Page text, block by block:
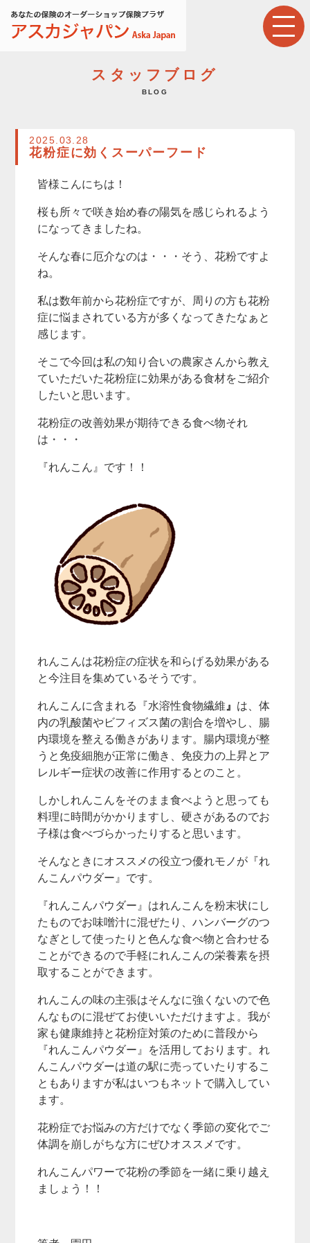
スタッフブログ
BLOG
2025.03.28
花粉症に効くスーパーフード
皆様こんにちは！
桜も所々で咲き始め春の陽気を感じられるよう
になってきましたね。
そんな春に厄介なのは・・・そう、花粉ですよ
ね。
私は数年前から花粉症ですが、周りの方も花粉
症に悩まされている方が多くなってきたなぁと
感じます。
そこで今回は私の知り合いの農家さんから教え
ていただいた花粉症に効果がある食材をご紹介
したいと思います。
花粉症の改善効果が期待できる食べ物それ
は・・・
『れんこん』です！！
れんこんは花粉症の症状を和らげる効果がある
と今注目を集めているそうです。
れんこんに含まれる『水溶性食物繊維 』 は、体
内の乳酸菌やビフィズス菌の割合を増やし、腸
内環境を整える働きがあります。腸内環境が整
うと免疫細胞が正常に働き、免疫力の上昇とア
レルギー症状の改善に作用するとのこと。
しかしれんこんをそのまま食べようと思っても
料理に時間がかかりますし、硬さがあるのでお
子様は食べづらかったりすると思います。
そんなときにオススメの役立つ優れモノが『れ
んこんパウダー』です。
『れんこんパウダー』はれんこんを粉末状にし
たものでお味噌汁に混ぜたり、ハンバーグのつ
なぎとして使ったりと色んな食べ物と合わせる
ことができるので手軽にれんこんの栄養素を摂
取することができます。
れんこんの味の主張はそんなに強くないので色
んなものに混ぜてお使いいただけますよ。我が
家も健康維持と花粉症対策のために普段から
『れんこんパウダー』を活用しております。れ
んこんパウダーは道の駅に売っていたりするこ
ともありますが私はいつもネットで購入してい
ます。
花粉症でお悩みの方だけでなく季節の変化でご
体調を崩しがちな方にぜひオススメです。
れんこんパワーで花粉の季節を一緒に乗り越え
ましょう！！